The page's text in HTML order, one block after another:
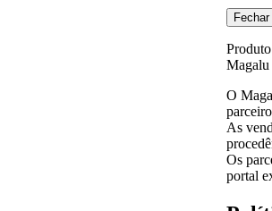
Fechar
Magalu
O
As
Os
portal